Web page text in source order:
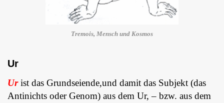
Tremois, Mensch und Kosmos
Ur
Urist das Grundseiende,und damit das Subjekt (das
Antinichts oder Genom) aus dem Ur, – bzw. aus dem